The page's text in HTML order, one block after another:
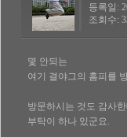
등록일:
조회수:
몇 안되는
여기 결야그의 홈피를
방문하시는 것도 감사
부탁이 하나 있군요.